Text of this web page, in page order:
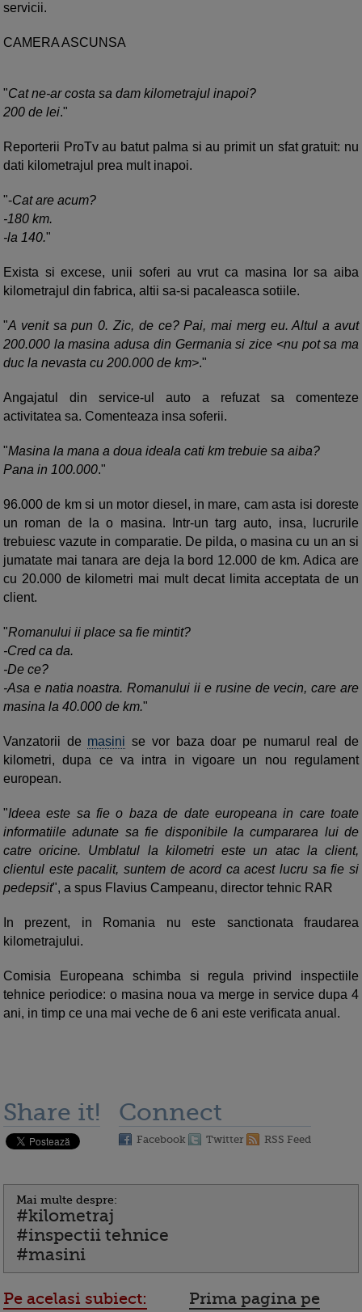
servicii.
CAMERA ASCUNSA
"Cat ne-ar costa sa dam kilometrajul inapoi?
200 de lei."
Reporterii ProTv au batut palma si au primit un sfat gratuit: nu
dati kilometrajul prea mult inapoi.
"-Cat are acum?
-180 km.
-la 140."
Exista si excese, unii soferi au vrut ca masina lor sa aiba
kilometrajul din fabrica, altii sa-si pacaleasca sotiile.
"A venit sa pun 0. Zic, de ce? Pai, mai merg eu. Altul a avut
200.000 la masina adusa din Germania si zice <nu pot sa ma
duc la nevasta cu 200.000 de km>."
Angajatul din service-ul auto a refuzat sa comenteze
activitatea sa. Comenteaza insa soferii.
"Masina la mana a doua ideala cati km trebuie sa aiba?
Pana in 100.000."
96.000 de km si un motor diesel, in mare, cam asta isi doreste
un roman de la o masina. Intr-un targ auto, insa, lucrurile
trebuiesc vazute in comparatie. De pilda, o masina cu un an si
jumatate mai tanara are deja la bord 12.000 de km. Adica are
cu 20.000 de kilometri mai mult decat limita acceptata de un
client.
"Romanului ii place sa fie mintit?
-Cred ca da.
-De ce?
-Asa e natia noastra. Romanului ii e rusine de vecin, care are
masina la 40.000 de km."
Vanzatorii de masini se vor baza doar pe numarul real de
kilometri, dupa ce va intra in vigoare un nou regulament
european.
"Ideea este sa fie o baza de date europeana in care toate
informatiile adunate sa fie disponibile la cumpararea lui de
catre oricine. Umblatul la kilometri este un atac la client,
clientul este pacalit, suntem de acord ca acest lucru sa fie si
pedepsit", a spus Flavius Campeanu, director tehnic RAR
In prezent, in Romania nu este sanctionata fraudarea
kilometrajului.
Comisia Europeana schimba si regula privind inspectiile
tehnice periodice: o masina noua va merge in service dupa 4
ani, in timp ce una mai veche de 6 ani este verificata anual.
Share it! Connect
Facebook Twitter RSS Feed
Mai multe despre:
#kilometraj
#inspectii tehnice
#masini
Pe acelasi subiect:
Prima pagina pe